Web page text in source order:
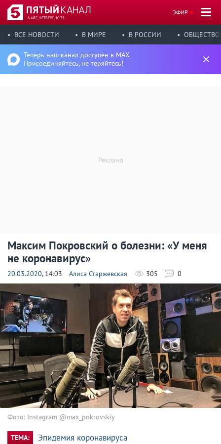
6 АВГ, ЧЕТВЕРГ, 10:33
ЭФИР
ВСЕ НОВОСТИ В МИРЕ В РОССИИ ОБЩЕСТВО
Теперь наш канал доступен в MAX
Присоединяйтесь, не теряйтесь!
Максим Покровский о болезни: «У меня
не коронавирус»
20.03.2020, 14:03 Алиса Старжевская 305 0
Фото: Instagram @max_pokrovskiy
ТЕМА: Эпидемия коронавируса